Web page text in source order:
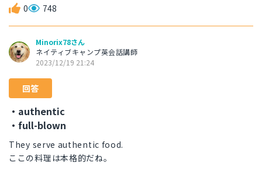
0 748
Minorix78さん
ネイティブキャンプ英会話講師
2023/12/19 21:24
回答
・authentic
・full-blown
They serve authentic food.
ここの料理は本格的だね。